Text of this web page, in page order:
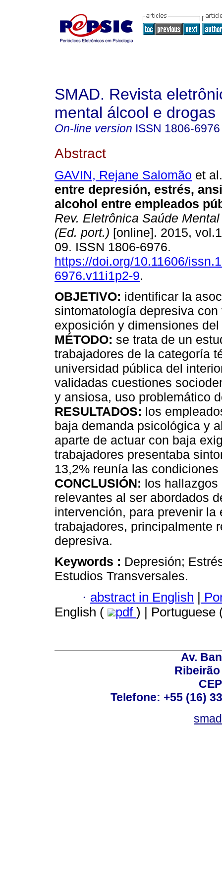
SMAD. Revista
mental álcool e drogas
On-line version ISSN 1806-6976
Abstract
GAVIN, Rejane Salomão et al.
entre depresión, estrés,
alcohol entre empleados
Rev. Eletrônica Saúde
(Ed. port.) [online]. 2015,
09. ISSN 1806-6976.
https://doi.org/10.11606/
6976.v11i1p2-9.
OBJETIVO: identificar la
sintomatología depresiva
exposición y dimensiones
MÉTODO: se trata de un
trabajadores de la categoría
universidad pública del
validadas cuestiones
y ansiosa, uso problemático
RESULTADOS: los
baja demanda psicológica y
aparte de actuar con baja
trabajadores presentaba
13,2% reunía las
CONCLUSIÓN: los
relevantes al ser abordados
intervención, para prevenir
trabajadores, principalmente
depresiva.
Keywords : Depresión;
Estudios Transversales.
· abstract in English |
English (
pdf ) | Portuguese
Av.
Telefone: +55 (16)